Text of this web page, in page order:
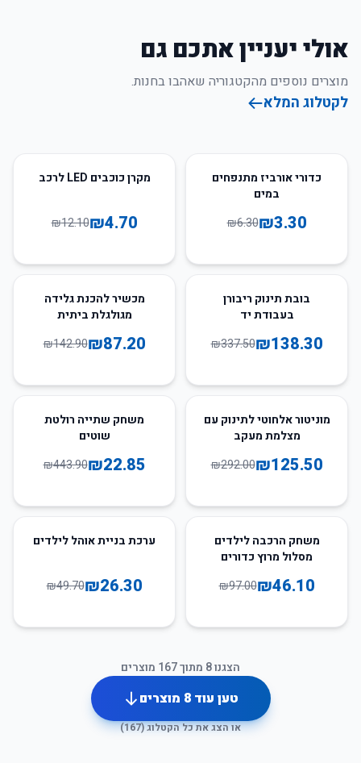
אולי יעניין אתכם גם
מוצרים נוספים מהקטגוריה שאהבו בחנות.
לקטלוג המלא
48
כדורי אורביז מתנפחים
במים
₪3.30
₪6.30
61
מקרן כוכבים LED לרכב
₪4.70
₪12.10
בובת תינוק ריבורן
בעבודת יד
₪138.30
₪337.50
39מכשיר להכנת גלידה
מגולגלת ביתית
₪87.20
₪142.90
57%מוניטור אלחוטי לתינוק עם
מצלמת מעקב
₪125.50
₪292.00
משחק שתייה רולטת
שוטים
₪22.85
₪443.90
52משחק הרכבה לילדים
מסלול מרוץ כדורים
₪46.10
₪97.00
47
ערכת בניית אוהל לילדים
₪26.30
₪49.70
הצגנו8 מתוך167 מוצרים
טען עוד8 מוצרים
או הצג את כל הקטלוג (167
)